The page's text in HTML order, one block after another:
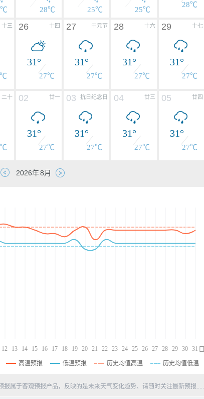
28℃ 25℃ 25℃
28℃
十三 十四
26
31°
27℃
中元节
27
31°
27℃
十六
28
31°
27℃
十七
29
31°
27℃
二十 廿一
02
31°
27℃
抗日纪念日
03
31°
27℃
廿三
04
31°
27℃
廿四
05
31°
27℃
12 13 14 15 16 17 18 19 20 21 22 23 24 25 26 27 28 29 30 31 日
高温预报 低温预报 历史均值高温 历史均值低温
报属于客观预报产品，反映的是未来天气变化趋势、请随时关注最新预报.....